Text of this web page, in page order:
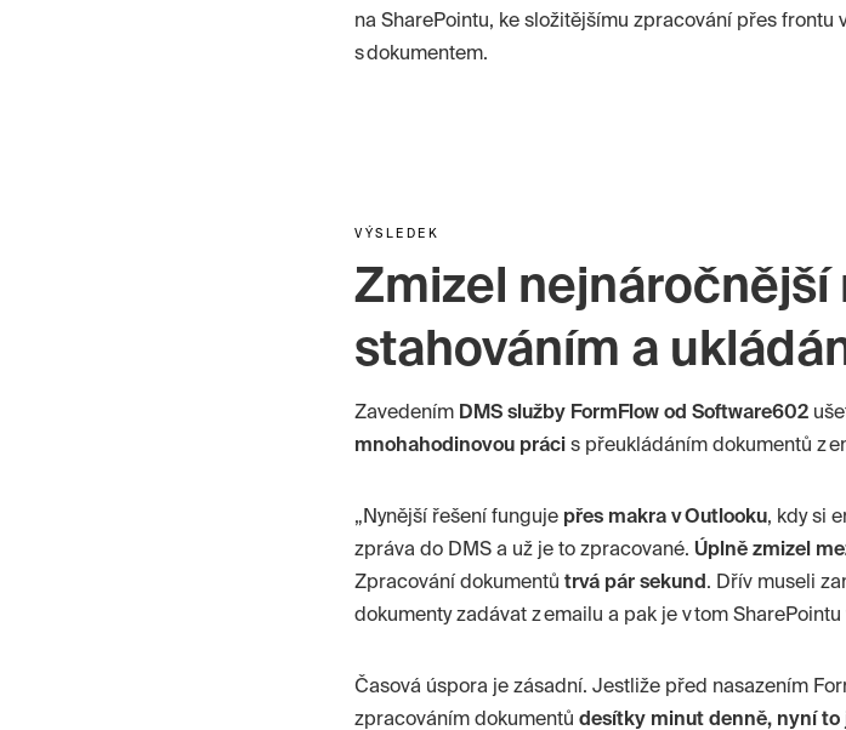
na SharePointu, ke složitějšímu zpracování přes frontu
s dokumentem.
VÝSLEDEK
Zmizel nejnáročnější
stahováním a
Zavedením DMS služby FormFlow od Software602
mnohahodinovou práci s přeukládáním dokumentů z
„Nynější řešení funguje přes makra v Outlooku, kdy si
zpráva do DMS a už je to zpracované. Úplně zmizel
Zpracování dokumentů trvá pár sekund . Dřív museli
dokumenty zadávat z emailu a pak je v tom SharePointu
Časová úspora je zásadní. Jestliže před nasazením
zpracováním dokumentů desítky minut denně, nyní to